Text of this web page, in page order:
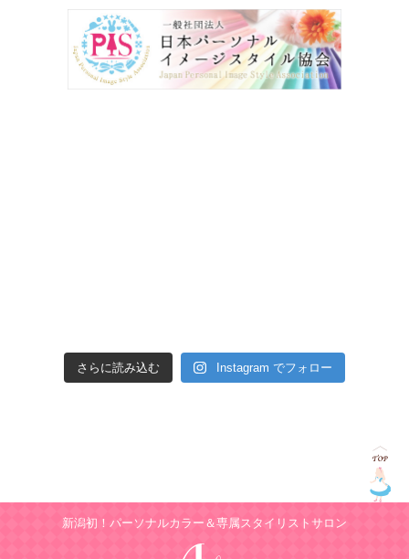
さらに読み込む Instagram でフォロー
新潟初！パーソナルカラー＆専属スタイリストサロン